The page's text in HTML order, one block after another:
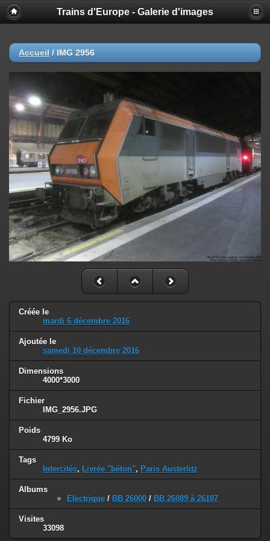
Trains d'Europe - Galerie d'images
Accueil / IMG 2956
Créée le
mardi 6 décembre 2016
Ajoutée le
samedi 10 décembre 2016
Dimensions
4000*3000
Fichier
IMG_2956.JPG
Poids
4799 Ko
Tags
Intercités, Livrée "béton", Paris Austerlitz
Albums
Electrique / BB 26000 / BB 26089 à 26187
Visites
33098